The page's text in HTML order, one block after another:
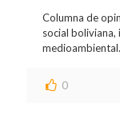
Columna de
social
0